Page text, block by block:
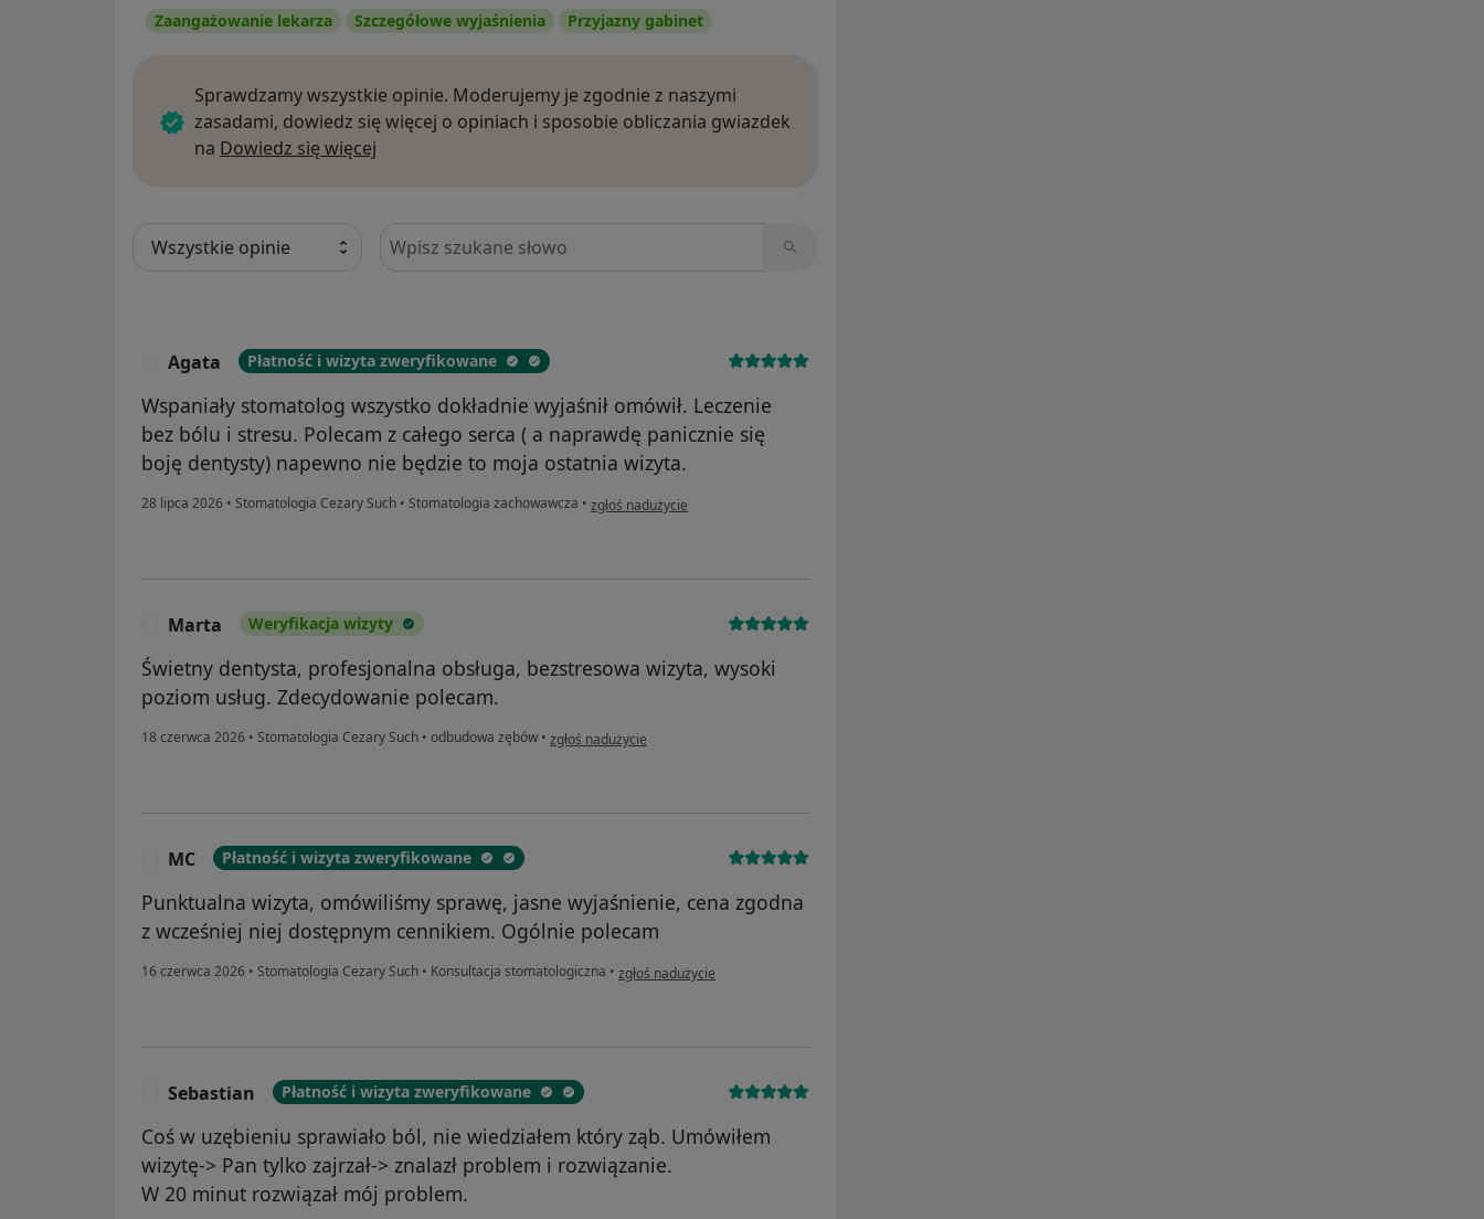
Zaangażowanie lekarza Szczegółowe wyjaśnienia Przyjazny gabinet
Sprawdzamy wszystkie opinie. Moderujemy je zgodnie z naszymi
zasadami, dowiedz się więcej o opiniach i sposobie obliczania gwiazdek
na Dowiedz się więcej
Szukaj w opiniach
Agata Płatność i wizyta zweryfikowane
Wspaniały stomatolog wszystko dokładnie wyjaśnił omówił. Leczenie
bez bólu i stresu. Polecam z całego serca ( a naprawdę panicznie się
boję dentysty) napewno nie będzie to moja ostatnia wizyta.
28 lipca 2026 • Stomatologia Cezary Such • Stomatologia zachowawcza • w opinii użytkownika Agata
zgłoś nadużycie
Marta Weryfikacja wizyty
Świetny dentysta, profesjonalna obsługa, bezstresowa wizyta, wysoki
poziom usług. Zdecydowanie polecam.
18 czerwca 2026 • Stomatologia Cezary Such • odbudowa zębów • w opinii użytkownika Marta
zgłoś nadużycie
MC Płatność i wizyta zweryfikowane
Punktualna wizyta, omówiliśmy sprawę, jasne wyjaśnienie, cena zgodna
z wcześniej niej dostępnym cennikiem. Ogólnie polecam
16 czerwca 2026 • Stomatologia Cezary Such • Konsultacja stomatologiczna • w opinii użytkownika MC
zgłoś nadużycie
Sebastian Płatność i wizyta zweryfikowane
Coś w uzębieniu sprawiało ból, nie wiedziałem który ząb. Umówiłem
wizytę-> Pan tylko zajrzał-> znalazł problem i rozwiązanie.
W 20 minut rozwiązał mój problem.